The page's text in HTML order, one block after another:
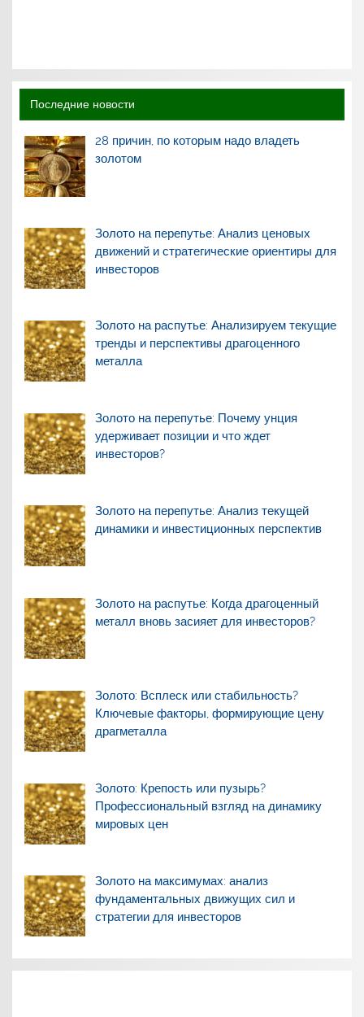
Последние новости
28 причин, по которым надо владеть
золотом
Золото на перепутье: Анализ ценовых
движений и стратегические ориентиры для
инвесторов
Золото на распутье: Анализируем текущие
тренды и перспективы драгоценного
металла
Золото на перепутье: Почему унция
удерживает позиции и что ждет
инвесторов?
Золото на перепутье: Анализ текущей
динамики и инвестиционных перспектив
Золото на распутье: Когда драгоценный
металл вновь засияет для инвесторов?
Золото: Всплеск или стабильность?
Ключевые факторы, формирующие цену
драгметалла
Золото: Крепость или пузырь?
Профессиональный взгляд на динамику
мировых цен
Золото на максимумах: анализ
фундаментальных движущих сил и
стратегии для инвесторов